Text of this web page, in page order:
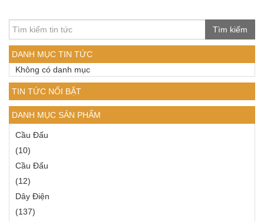
Tìm kiếm
DANH MỤC TIN TỨC
Không có danh mục
TIN TỨC NỔI BẬT
DANH MỤC SẢN PHẨM
Cầu Đấu
(10)
Cầu Đấu
(12)
Dây Điện
(137)